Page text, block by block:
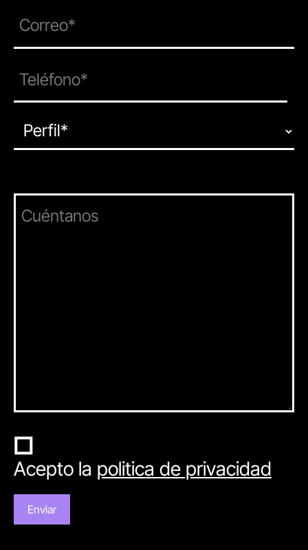
Acepto la politica de privacidad